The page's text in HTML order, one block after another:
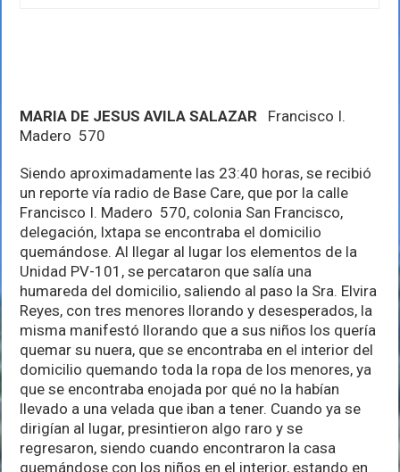
MARIA DE JESUS AVILA SALAZAR Francisco I.
Madero 570
Siendo aproximadamente las 23:40 horas, se recibió
un reporte vía radio de Base Care, que por la calle
Francisco I. Madero 570, colonia San Francisco,
delegación, Ixtapa se encontraba el domicilio
quemándose. Al llegar al lugar los elementos de la
Unidad PV-101, se percataron que salía una
humareda del domicilio, saliendo al paso la Sra. Elvira
Reyes, con tres menores llorando y desesperados, la
misma manifestó llorando que a sus niños los quería
quemar su nuera, que se encontraba en el interior del
domicilio quemando toda la ropa de los menores, ya
que se encontraba enojada por qué no la habían
llevado a una velada que iban a tener. Cuando ya se
dirigían al lugar, presintieron algo raro y se
regresaron, siendo cuando encontraron la casa
quemándose con los niños en el interior, estando en